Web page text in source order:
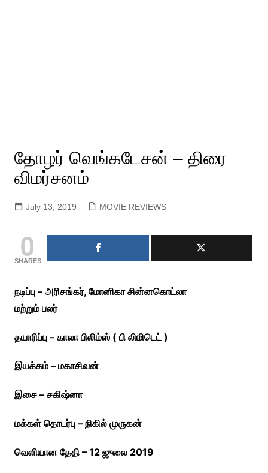
தோழர் வெங்கடேசன் – திரை
விமர்சனம்
July 13, 2019 MOVIE REVIEWS
0
SHARES
நடிப்பு – அரிசங்கர், மோனிகா சின்னகொட்லா
மற்றும் பலர்
தயாரிப்பு – காலா பிலிம்ஸ் ( பி லிமிடெட் )
இயக்கம் – மகாசிவன்
இசை – சகிஷ்னா
மக்கள் தொடர்பு – நிகில் முருகன்
வெளியான தேதி – 12 ஜுலை 2019